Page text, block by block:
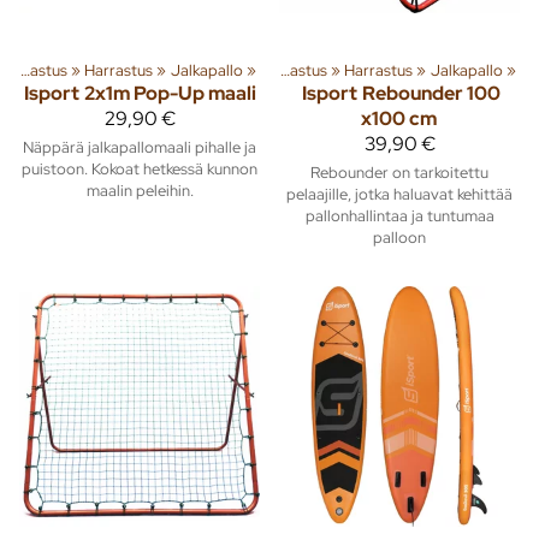
Vapaa-aika ja harrastus‪» Harrastus‪» Jalkapallo‪»
Isport 2x1m Pop-Up maali
29,90 €
Näppärä jalkapallomaali pihalle ja
puistoon. Kokoat hetkessä kunnon
maalin peleihin.
ja tuotteita ‪»Pihalle‪» Vapaa-aika ja harrastus‪» Harrastus‪» Jalkapallo‪»
Isport Rebounder 100
x100 cm
39,90 €
Rebounder on tarkoitettu
pelaajille, jotka haluavat kehittää
pallonhallintaa ja tuntumaa
palloon